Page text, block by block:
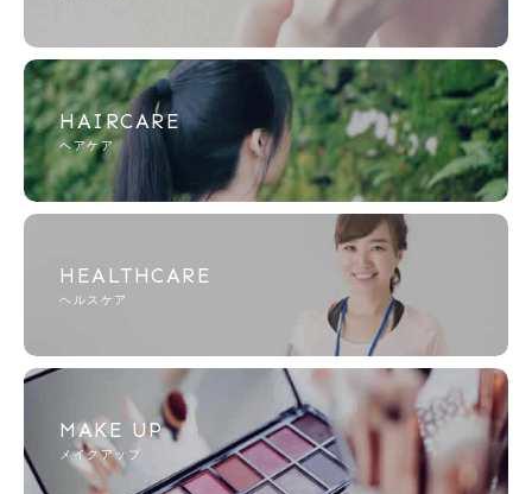
HAIRCARE
ヘアケア
HEALTHCARE
ヘルスケア
MAKE UP
メイクアップ